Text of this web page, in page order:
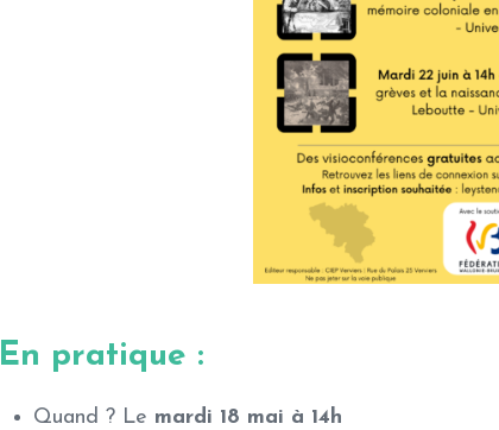
En pratique :
Quand ? Le mardi 18 mai à 14h